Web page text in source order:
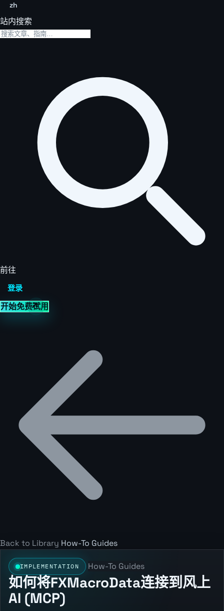
zh
站内搜索
前往
登录
开始免费试用
Back to Library How-To Guides
IMPLEMENTATION How-To Guides
如何将FXMacroData连接到风上
AI (MCP)